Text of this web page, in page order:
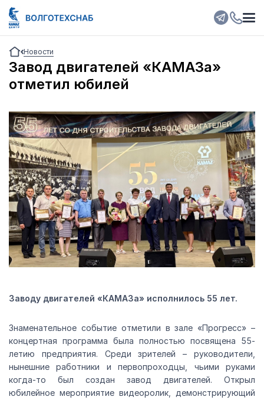
Новости
Завод двигателей «КАМАЗа»
отметил юбилей
Заводу двигателей «КАМАЗа» исполнилось 55 лет.
Знаменательное событие отметили в зале «Прогресс» –
концертная программа была полностью посвящена 55-
летию предприятия. Среди зрителей – руководители,
нынешние работники и первопроходцы, чьими руками
когда-то был создан завод двигателей. Открыл
юбилейное мероприятие видеоролик, демонстрирующий